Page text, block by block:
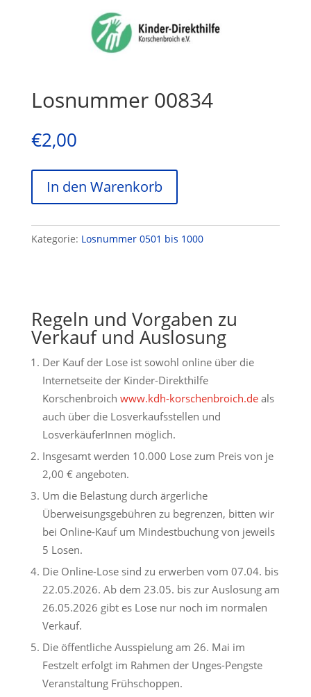
Losnummer 00834
€2,00
In den Warenkorb
Kategorie: Losnummer 0501 bis 1000
Regeln und Vorgaben zu
Verkauf und Auslosung
Der Kauf der Lose ist sowohl online über die
Internetseite der Kinder-Direkthilfe
Korschenbroich www.kdh-korschenbroich.deals
auch über die Losverkaufsstellen und
LosverkäuferInnen möglich.
Insgesamt werden 10.000 Lose zum Preis von je
2,00 € angeboten.
Um die Belastung durch ärgerliche
Überweisungsgebühren zu begrenzen, bitten wir
bei Online-Kauf um Mindestbuchung von jeweils
5 Losen.
Die Online-Lose sind zu erwerben vom 07.04. bis
22.05.2026. Ab dem 23.05. bis zur Auslosung am
26.05.2026 gibt es Lose nur noch im normalen
Verkauf.
Die öffentliche Ausspielung am 26. Mai im
Festzelt erfolgt im Rahmen der Unges-Pengste
Veranstaltung Frühschoppen.